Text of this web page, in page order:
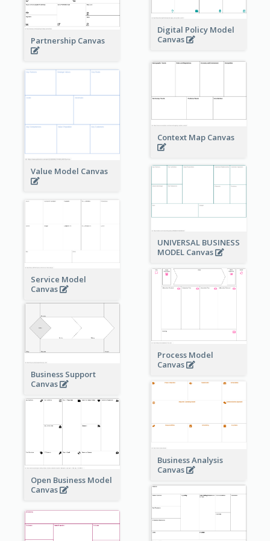
Digital Policy Model
Canvas
Partnership Canvas
Context Map Canvas
Value Model Canvas
UNIVERSAL BUSINESS
MODEL Canvas
Service Model
Canvas
Process Model
Canvas
Business Support
Canvas
Business Analysis
Canvas
Open Business Model
Canvas